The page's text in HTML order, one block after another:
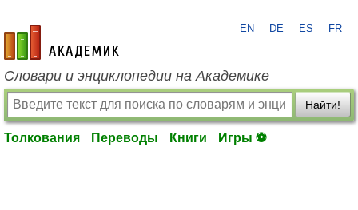
academic.ru
EN DE ES FR
Словари и энциклопедии на Академике
Найти!
Толкования Переводы Книги Игры ⚽